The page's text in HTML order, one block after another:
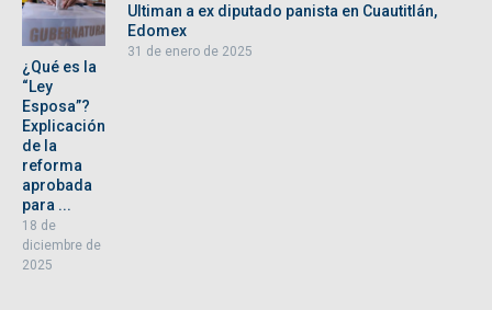
¿Qué es la
“Ley
Esposa”?
Explicación
de la
reforma
aprobada
para ...
18 de
diciembre de
2025
Ultiman a ex diputado panista en Cuautitlán,
Edomex
31 de enero de 2025